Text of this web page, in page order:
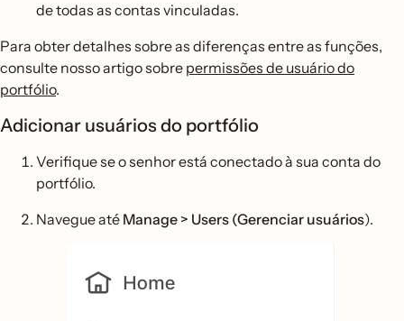
de todas as contas vinculadas.
Para obter detalhes sobre as diferenças entre as funções,
consulte nosso artigo sobre permissões de usuário do
portfólio.
Adicionar usuários do portfólio
Verifique se o senhor está conectado à sua conta do
portfólio.
Navegue até Manage > Users (Gerenciar usuários).